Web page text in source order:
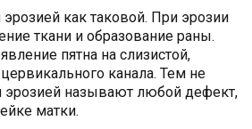
эрозией как таковой. При эрозии
ткани и образование раны.
пятна на слизистой,
канала. Тем не
эрозией называют любой дефект,
матки.